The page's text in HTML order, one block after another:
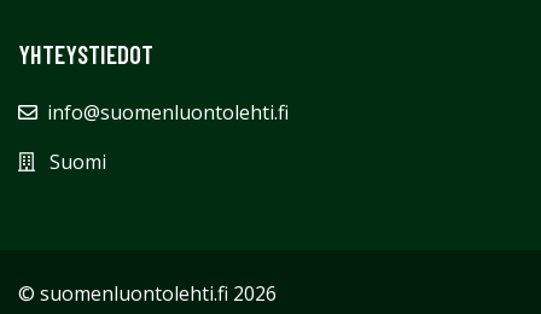
YHTEYSTIEDOT
info@suomenluontolehti.fi
Suomi
© suomenluontolehti.fi 2026